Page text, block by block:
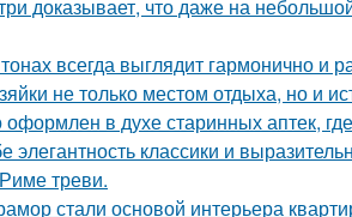
доказывает, что даже на
всегда выглядит гармонично и
не только местом отдыха, но и
в духе старинных аптек,
элегантность классики и
треви.
стали основой интерьера